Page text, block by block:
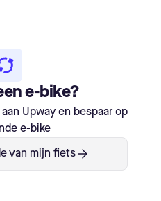
e-bike?
Upway en bespaar op
e-bike
van mijn fiets